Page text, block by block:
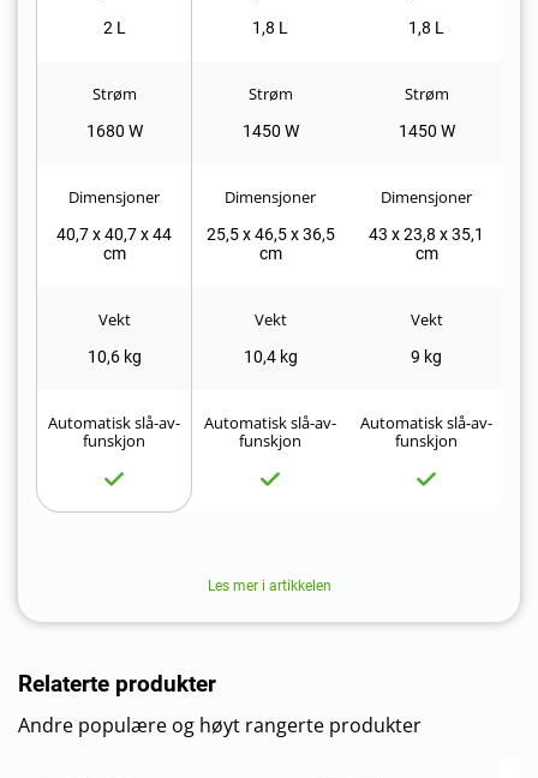
2 L 1,8 L 1,8 L
Strøm
1680 W
Strøm
1450 W
Strøm
1450 W
Dimensjoner
40,7 x 40,7 x 44
cm
Dimensjoner
25,5 x 46,5 x 36,5
cm
Dimensjoner
43 x 23,8 x 35,1
cm
Vekt
10,6 kg
Vekt
10,4 kg
Vekt
9 kg
Automatisk slå-av-
funskjon
Automatisk slå-av-
funskjon
Automatisk slå-av-
funskjon
Les mer i artikkelen
Relaterte produkter
Andre populære og høyt rangerte produkter